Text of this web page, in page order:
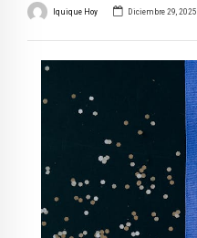
Iquique Hoy Diciembre 29, 2025